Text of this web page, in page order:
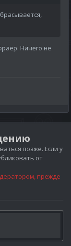
Ничего не
позже. Если у
от
прежде